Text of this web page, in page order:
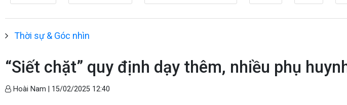
Thời sự & Góc nhìn
“Siết chặt” quy định dạy thêm, nhiều phụ
Hoài Nam | 15/02/2025 12:40